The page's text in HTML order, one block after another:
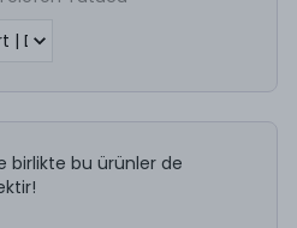
birlikte bu ürünler de